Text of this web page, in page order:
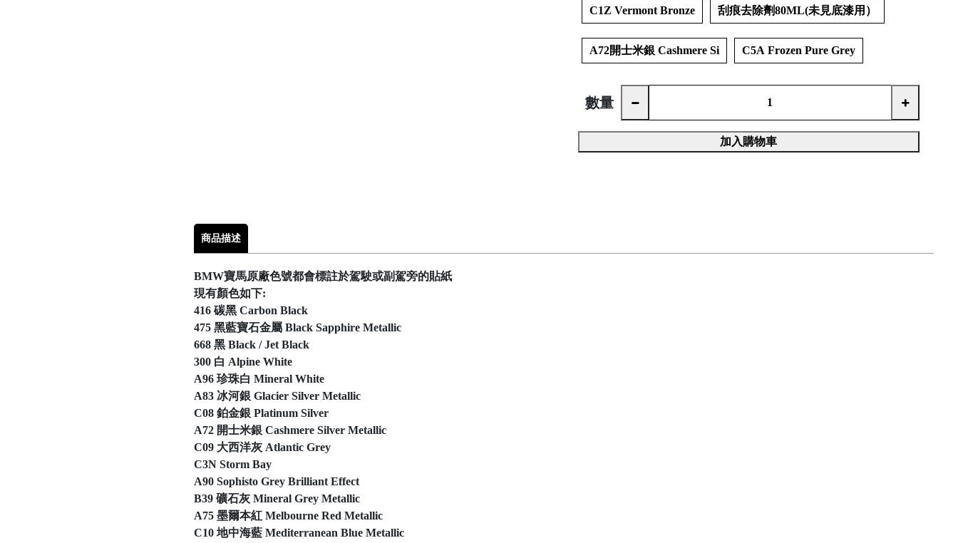
C1Z Vermont Bronze 刮痕去除劑80ML(未見底漆用）
A72開士米銀 Cashmere Si C5A Frozen Pure Grey
數量
加入購物車
商品描述
BMW寶馬原廠色號都會標註於駕駛或副駕旁的貼紙
現有顏色如下:
416 碳黑 Carbon Black
475 黑藍寶石金屬 Black Sapphire Metallic
668 黑 Black / Jet Black
300 白 Alpine White
A96 珍珠白 Mineral White
A83 冰河銀 Glacier Silver Metallic
C08 鉑金銀 Platinum Silver
A72 開士米銀 Cashmere Silver Metallic
C09 大西洋灰 Atlantic Grey
C3N Storm Bay
A90 Sophisto Grey Brilliant Effect
B39 礦石灰 Mineral Grey Metallic
A75 墨爾本紅 Melbourne Red Metallic
C10 地中海藍 Mediterranean Blue Metallic